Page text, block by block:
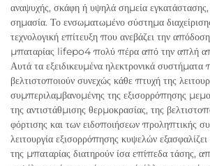
αναψυχής, σκάφη ή υψηλά σημεία
σημασία. Το ενσωματωμένο σύστημα
τεχνολογική επίτευξη που ανεβάζει την
μπαταρίας lifepo4 πολύ πέρα από την απλή
Αυτά τα εξειδικευμένα ηλεκτρονικά συστήματα
βελτιστοποιούν συνεχώς κάθε πτυχή της
συμπεριλαμβανομένης της εξισορρόπησης
της αντιστάθμισης θερμοκρασίας, της
φόρτισης και των ειδοποιήσεων προληπτικής
λειτουργία εξισορρόπησης κυψελών εξασφαλίζει
της μπαταρίας διατηρούν ίσα επίπεδα τάσης,